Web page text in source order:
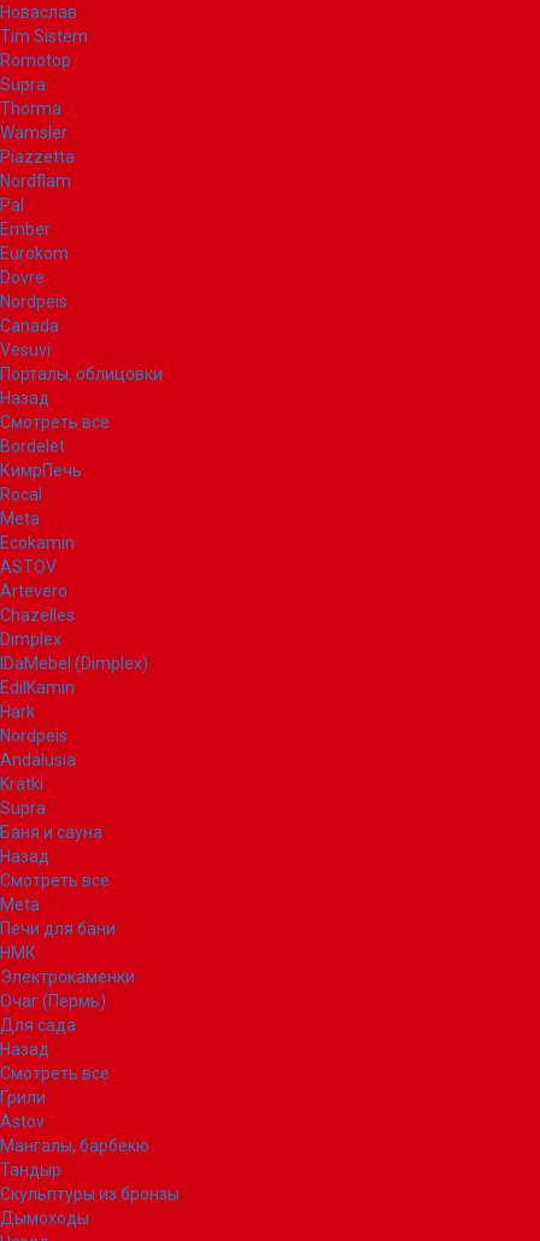
Новаслав
Tim Sistem
Romotop
Supra
Thorma
Wamsler
Piazzetta
Nordflam
Pal
Ember
Eurokom
Dovre
Nordpeis
Canada
Vesuvi
Порталы, облицовки
Назад
Смотреть все
Bordelet
КимрПечь
Rocal
Meta
Ecokamin
ASTOV
Artevero
Chazelles
Dimplex
IDaMebel (Dimplex)
EdilKamin
Hark
Nordpeis
Andalusia
Kratki
Supra
Баня и сауна
Назад
Смотреть все
Meta
Печи для бани
НМК
Электрокаменки
Очаг (Пермь)
Для сада
Назад
Смотреть все
Грили
Astov
Мангалы, барбекю
Тандыр
Скульптуры из бронзы
Дымоходы